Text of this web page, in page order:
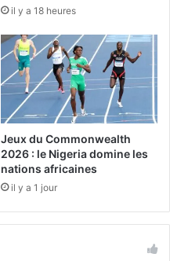
il y a 18 heures
Jeux du Commonwealth
2026 : le Nigeria domine les
nations africaines
il y a 1 jour